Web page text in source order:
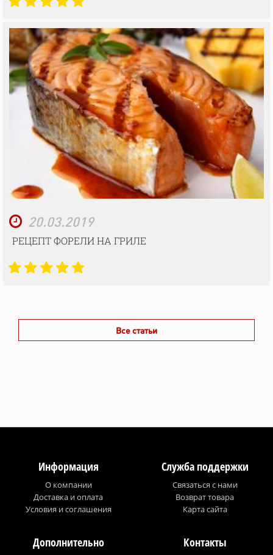
20.03.2019
РЕЦЕПТ ФОРЕЛИ НА ГРИЛЕ
Все статьи
Информация
О компании
Доставка и оплата
Условия и соглашения
Служба поддержки
Связаться с нами
Возврат товара
Карта сайта
Дополнительно Контакты